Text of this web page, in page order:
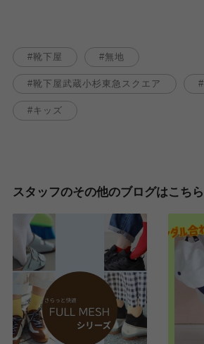
靴下屋 無地
靴下屋武蔵小杉東急スクエア
キッズ
スタッフのその他のブログはこちら